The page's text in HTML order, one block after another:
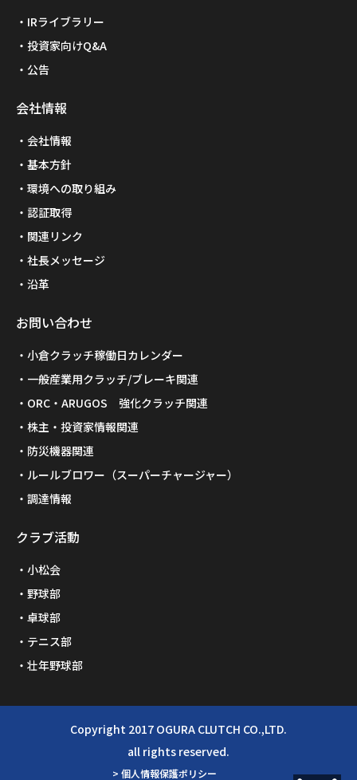
IRライブラリー
投資家向けQ&A
公告
会社情報
会社情報
基本方針
環境への取り組み
認証取得
関連リンク
社長メッセージ
沿革
お問い合わせ
小倉クラッチ稼働日カレンダー
一般産業用クラッチ/ブレーキ関連
ORC・ARUGOS 強化クラッチ関連
株主・投資家情報関連
防災機器関連
ルールブロワー（スーパーチャージャー）
調達情報
クラブ活動
小松会
野球部
卓球部
テニス部
壮年野球部
Copyright 2017 OGURA CLUTCH CO.,LTD.
all rights reserved.
> 個人情報保護ポリシー